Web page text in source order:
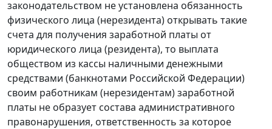
законодательством не установлена обязанность
физического лица (нерезидента) открывать такие
счета для получения заработной платы от
юридического лица (резидента), то выплата
обществом из кассы наличными денежными
средствами (банкнотами Российской Федерации)
своим работникам (нерезидентам) заработной
платы не образует состава административного
правонарушения, ответственность за которое